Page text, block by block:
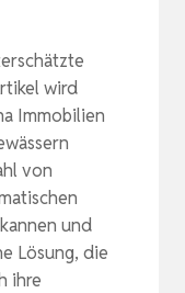
wird
Immobilien
von
und
Lösung, die
ihre